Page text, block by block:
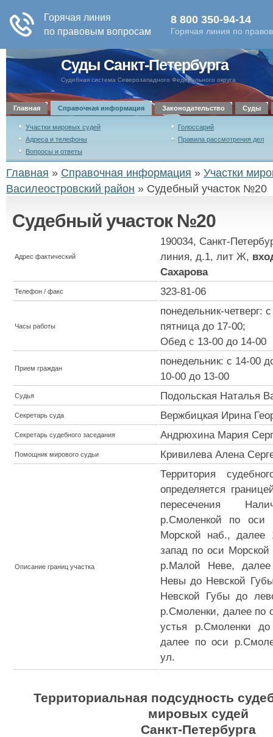
Суды Санкт-Петербурга
Судебная система Северозападного Федерального округа
Главная Справочная информация Законодательство Суды
Участки мировых судей
Голоссарий
Адреса и телефоны
Правила рассмотрения дел
Вопросы и ответы
Главная » Справочная информация » Участки
Василеостровский район » Судебный участок №20
Судебный участок №20
Адрес фактический
190034, Санкт-
линия, д.1, лит Ж,
Сахарова
Телефон / факс 323-81-06
Часы работы
понедельник-четверг:
пятница до 17-00;
Обед с 13-00 до 14-00
Прием граждан
понедельник: с 14-00
10-00 до 13-00
Судья Подольская Наталья
Секретарь суда Вержбицкая Ирина
Секретарь судебного заседания Андрюхина Мария
Помощник мирового судьи Кривилева Алена
Описание границ участка
Территория
определяется
пересечения
р.Смоленкой по
Морской наб., далее
запад по оси
р.Малой Неве,
Невы до Невской
Невской Губы до
р.Смоленки, далее по
устья р.Смоленки
далее по оси
ул.
Территориальная подсудность
мировых судей
Санкт-Петербурга